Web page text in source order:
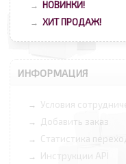
→ НОВИНКИ!
→ ХИТ ПРОДАЖ!
ИНФОРМАЦИЯ
→ Условия
→ Добавить заказ
→ Статистика
→ Инструкции API